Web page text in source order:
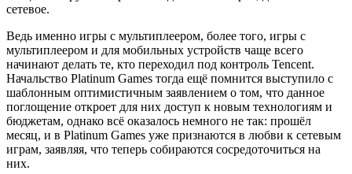
сетевое.
Ведь именно игры с мультиплеером, более того, игры с
мультиплеером и для мобильных устройств чаще всего
начинают делать те, кто переходил под контроль Tencent.
Начальство Platinum Games тогда ещё помнится выступило с
шаблонным оптимистичным заявлением о том, что данное
поглощение откроет для них доступ к новым технологиям и
бюджетам, однако всё оказалось немного не так: прошёл
месяц, и в Platinum Games уже признаются в любви к сетевым
играм, заявляя, что теперь собираются сосредоточиться на
них.